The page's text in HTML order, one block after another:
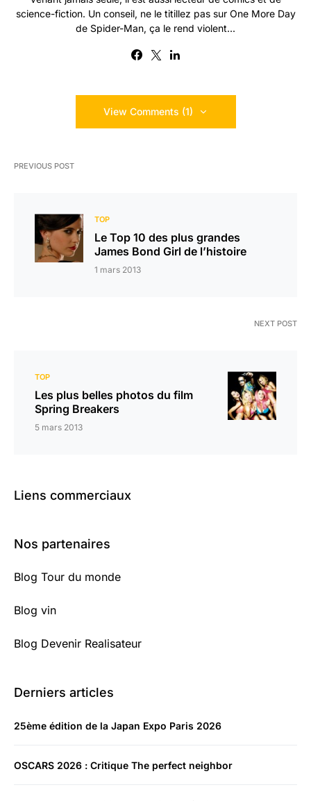
science-fiction. Un conseil, ne le titillez pas sur One More Day
de Spider-Man, ça le rend violent...
View Comments (1)
PREVIOUS POST
TOP
Le Top 10 des plus grandes
James Bond Girl de l’histoire
1 mars 2013
NEXT POST
TOP
Les plus belles photos du film
Spring Breakers
5 mars 2013
Liens commerciaux
Nos partenaires
Blog Tour du monde
Blog vin
Blog Devenir Realisateur
Derniers articles
25ème édition de la Japan Expo Paris 2026
OSCARS 2026 : Critique The perfect neighbor